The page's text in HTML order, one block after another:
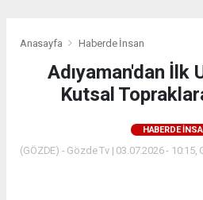
Anasayfa Haberde İnsan
Adıyaman'dan İlk
Kutsal
HABERDE
(GÖZDE) - Gözde Tv | 03.07.2026 -